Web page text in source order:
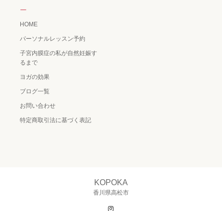
ー
HOME
パーソナルレッスン予約
子宮内膜症の私が自然妊娠す
るまで
ヨガの効果
ブログ一覧
お問い合わせ
特定商取引法に基づく表記
KOPOKA
香川県高松市